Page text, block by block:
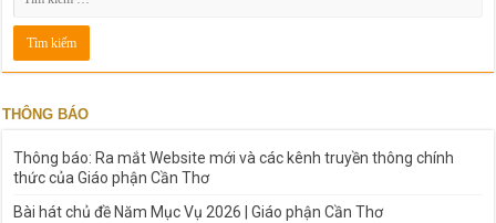
THÔNG BÁO
Thông báo: Ra mắt Website mới và các kênh truyền thông chính
thức của Giáo phận Cần Thơ
Bài hát chủ đề Năm Mục Vụ 2026 | Giáo phận Cần Thơ